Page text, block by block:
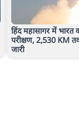
हिंद महासागर में भारत
परीक्षण, 2,530 KM
जारी